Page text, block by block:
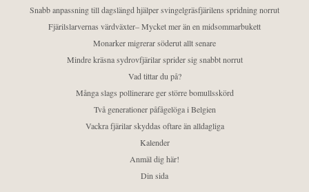
Snabb anpassning till dagslängd hjälper svingelgräsfjärilens spridning norrut
Fjärilslarvernas värdväxter– Mycket mer än en midsommarbukett
Monarker migrerar söderut allt senare
Mindre kräsna sydrovfjärilar sprider sig snabbt norrut
Vad tittar du på?
Många slags pollinerare ger större bomullsskörd
Två generationer påfågelöga i Belgien
Vackra fjärilar skyddas oftare än alldagliga
Kalender
Anmäl dig här!
Din sida